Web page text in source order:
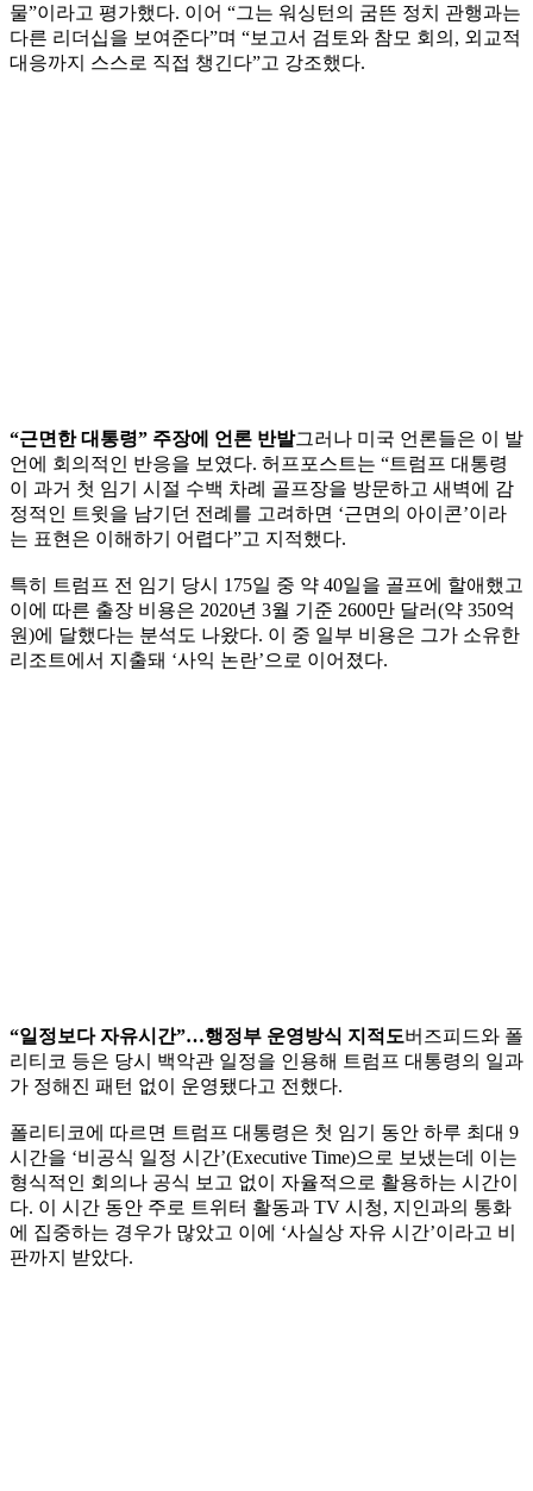
물”이라고 평가했다. 이어 “그는 워싱턴의 굼뜬 정치 관행과는
다른 리더십을 보여준다”며 “보고서 검토와 참모 회의, 외교적
대응까지 스스로 직접 챙긴다”고 강조했다.
“근면한 대통령” 주장에 언론 반발그러나 미국 언론들은 이 발
언에 회의적인 반응을 보였다. 허프포스트는 “트럼프 대통령
이 과거 첫 임기 시절 수백 차례 골프장을 방문하고 새벽에 감
정적인 트윗을 남기던 전례를 고려하면 ‘근면의 아이콘’이라
는 표현은 이해하기 어렵다”고 지적했다.
특히 트럼프 전 임기 당시 175일 중 약 40일을 골프에 할애했고
이에 따른 출장 비용은 2020년 3월 기준 2600만 달러(약 350억
원)에 달했다는 분석도 나왔다. 이 중 일부 비용은 그가 소유한
리조트에서 지출돼 ‘사익 논란’으로 이어졌다.
“일정보다 자유시간”…행정부 운영방식 지적도버즈피드와 폴
리티코 등은 당시 백악관 일정을 인용해 트럼프 대통령의 일과
가 정해진 패턴 없이 운영됐다고 전했다.
폴리티코에 따르면 트럼프 대통령은 첫 임기 동안 하루 최대 9
시간을 ‘비공식 일정 시간’(Executive Time)으로 보냈는데 이는
형식적인 회의나 공식 보고 없이 자율적으로 활용하는 시간이
다. 이 시간 동안 주로 트위터 활동과 TV 시청, 지인과의 통화
에 집중하는 경우가 많았고 이에 ‘사실상 자유 시간’이라고 비
판까지 받았다.